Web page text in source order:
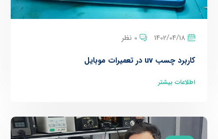
1402/04/18 0 نظر
کاربرد چسب uv در تعمیرات موبایل
اطلاعات بیشتر